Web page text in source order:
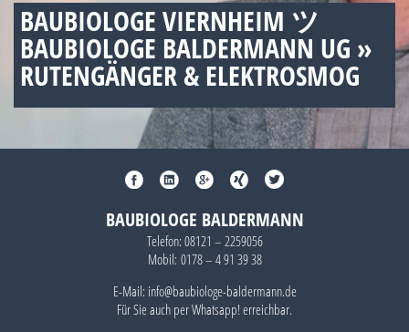
BAUBIOLOGE VIERNHEIM ツ
BAUBIOLOGE BALDERMANN UG »
RUTENGÄNGER & ELEKTROSMOG
BAUBIOLOGE BALDERMANN
Telefon: 08121 – 2259056
Mobil: 0178 – 4 91 39 38
E-Mail: info@baubiologe-baldermann.de
Für Sie auch perWhatsapp!erreichbar.